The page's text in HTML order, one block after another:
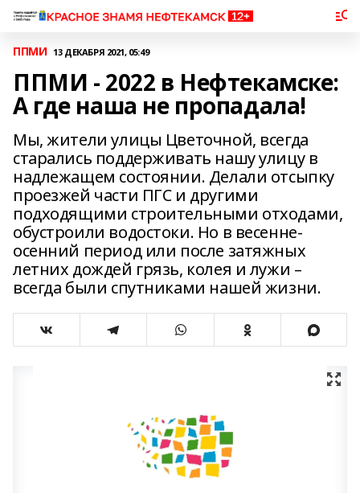
ППМИ 13 ДЕКАБРЯ 2021, 05:49
ППМИ - 2022 в Нефтекамске:
А где наша не пропадала!
Мы, жители улицы Цветочной, всегда
старались поддерживать нашу улицу в
надлежащем состоянии. Делали отсыпку
проезжей части ПГС и другими
подходящими строительными отходами,
обустроили водостоки. Но в весенне-
осенний период или после затяжных
летних дождей грязь, колея и лужи –
всегда были спутниками нашей жизни.